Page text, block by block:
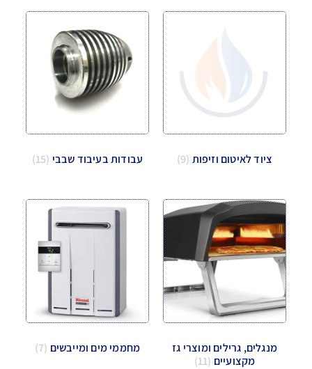
ציוד לאיטום וזיפות (9) עבודות בעיבוד שבבי (15)
מנגלים, גרילים ומוצרי גז
מקצועיים (11)
מחממי מים ומייבשים (7)